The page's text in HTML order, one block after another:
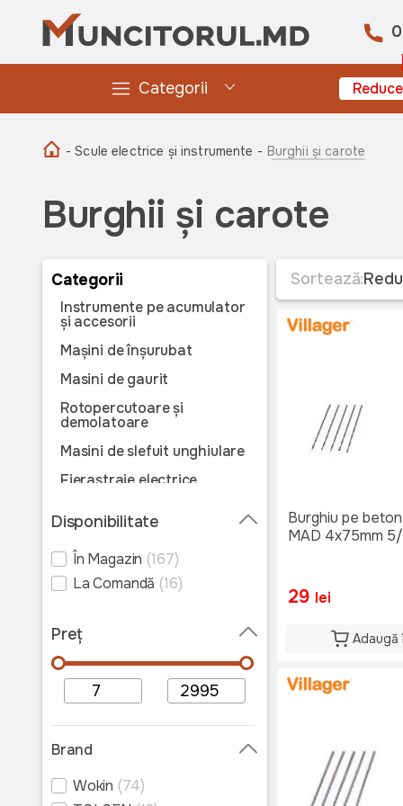
Categorii
- Scule electrice și instrumente - Burghii și carote
Burghii și carote
Categorii
Instrumente pe acumulator
și accesorii
Mașini de înșurubat
Masini de gaurit
Rotopercutoare și
demolatoare
Masini de slefuit unghiulare
Fierastraie electrice
circulare/stationare
Polizoare electrice
Suflante de aer cald
prelucrarea lemnului
Multifunctionale
Pistoale de vopsit
Vibratoare beton
Disponibilitate
În Magazin (167)
La Comandă (16)
Preț
Brand
Wokin (74)
Sortează:
Burghiu pe
MAD 4x75mm 5/
29 lei
Adaugă